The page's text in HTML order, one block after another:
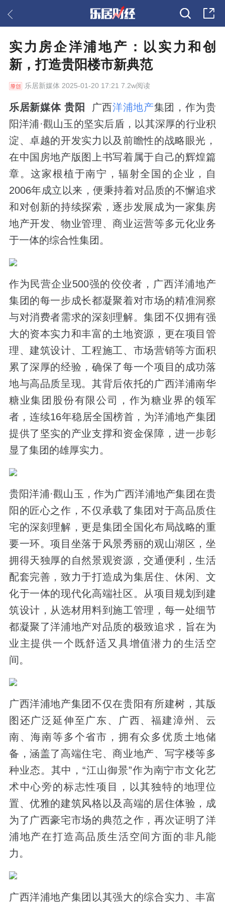
实力房企洋浦地产：以实力和创
新，打造贵阳楼市新典范
乐居新媒体 2025-01-20 17:21 7.2w阅读
乐居新媒体 贵阳 广西洋浦地产集团，作为贵
阳洋浦·觀山玉的坚实后盾，以其深厚的行业积
淀、卓越的开发实力以及前瞻性的战略眼光，
在中国房地产版图上书写着属于自己的辉煌篇
章。这家根植于南宁，辐射全国的企业，自
2006年成立以来，便秉持着对品质的不懈追求
和对创新的持续探索，逐步发展成为一家集房
地产开发、物业管理、商业运营等多元化业务
于一体的综合性集团。
作为民营企业500强的佼佼者，广西洋浦地产
集团的每一步成长都凝聚着对市场的精准洞察
与对消费者需求的深刻理解。集团不仅拥有强
大的资本实力和丰富的土地资源，更在项目管
理、建筑设计、工程施工、市场营销等方面积
累了深厚的经验，确保了每一个项目的成功落
地与高品质呈现。其背后依托的广西洋浦南华
糖业集团股份有限公司，作为糖业界的领军
者，连续16年稳居全国榜首，为洋浦地产集团
提供了坚实的产业支撑和资金保障，进一步彰
显了集团的雄厚实力。
贵阳洋浦·觀山玉，作为广西洋浦地产集团在贵
阳的匠心之作，不仅承载了集团对于高品质住
宅的深刻理解，更是集团全国化布局战略的重
要一环。项目坐落于风景秀丽的观山湖区，坐
拥得天独厚的自然景观资源，交通便利，生活
配套完善，致力于打造成为集居住、休闲、文
化于一体的现代化高端社区。从项目规划到建
筑设计，从选材用料到施工管理，每一处细节
都凝聚了洋浦地产对品质的极致追求，旨在为
业主提供一个既舒适又具增值潜力的生活空
间。
广西洋浦地产集团不仅在贵阳有所建树，其版
图还广泛延伸至广东、广西、福建漳州、云
南、海南等多个省市，拥有众多优质土地储
备，涵盖了高端住宅、商业地产、写字楼等多
种业态。其中，“江山御景”作为南宁市文化艺
术中心旁的标志性项目，以其独特的地理位
置、优雅的建筑风格以及高端的居住体验，成
为了广西豪宅市场的典范之作，再次证明了洋
浦地产在打造高品质生活空间方面的非凡能
力。
广西洋浦地产集团以其强大的综合实力、丰富